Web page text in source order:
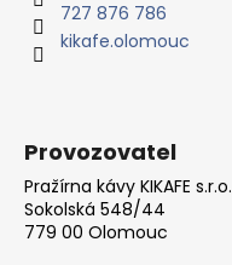
727 876 786
kikafe.olomouc
Provozovatel
Pražírna kávy KIKAFE s.r.o.
Sokolská 548/44
779 00 Olomouc